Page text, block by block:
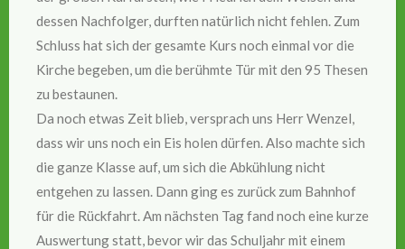
dessen Nachfolger, durften natürlich nicht fehlen. Zum
Schluss hat sich der gesamte Kurs noch einmal vor die
Kirche begeben, um die berühmte Tür mit den 95 Thesen
zu bestaunen.
Da noch etwas Zeit blieb, versprach uns Herr Wenzel,
dass wir uns noch ein Eis holen dürfen. Also machte sich
die ganze Klasse auf, um sich die Abkühlung nicht
entgehen zu lassen. Dann ging es zurück zum Bahnhof
für die Rückfahrt. Am nächsten Tag fand noch eine kurze
Auswertung statt, bevor wir das Schuljahr mit einem